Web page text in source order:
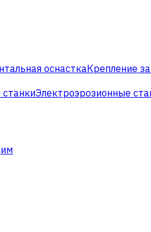
оснасткаКрепление
Электроэрозионные